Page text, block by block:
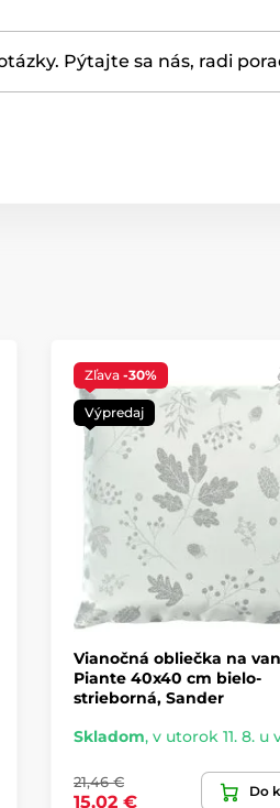
Pýtajte sa nás, radi
Zľava -30%
Výpredaj
Vianočná obliečka na
Piante 40x40 cm bielo-
strieborná, Sander
Skladom, v utorok 11. 8. u
21,46 €
15,02 €
Do